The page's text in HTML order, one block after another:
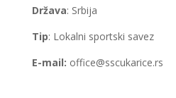
Država: Srbija
Tip: Lokalni sportski savez
E-mail: office@sscukarice.rs